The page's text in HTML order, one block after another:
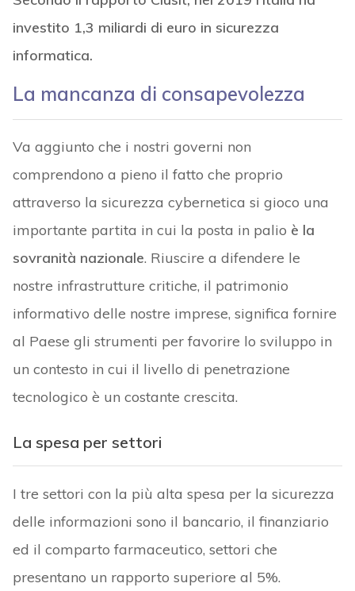
investito 1,3 miliardi di euro in sicurezza
informatica.
La mancanza di consapevolezza
Va aggiunto che i nostri governi non
comprendono a pieno il fatto che proprio
attraverso la sicurezza cybernetica si gioco una
importante partita in cui la posta in palio è la
sovranità nazionale. Riuscire a difendere le
nostre infrastrutture critiche, il patrimonio
informativo delle nostre imprese, significa fornire
al Paese gli strumenti per favorire lo sviluppo in
un contesto in cui il livello di penetrazione
tecnologico è un costante crescita.
La spesa per settori
I tre settori con la più alta spesa per la sicurezza
delle informazioni sono il bancario, il finanziario
ed il comparto farmaceutico, settori che
presentano un rapporto superiore al 5%.